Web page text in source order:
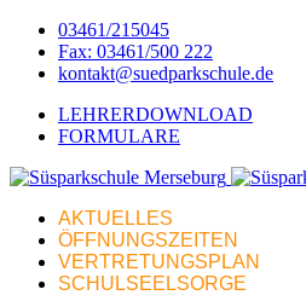
03461/215045
Fax: 03461/500 222
kontakt@suedparkschule.de
LEHRERDOWNLOAD
FORMULARE
AKTUELLES
ÖFFNUNGSZEITEN
VERTRETUNGSPLAN
SCHULSEELSORGE